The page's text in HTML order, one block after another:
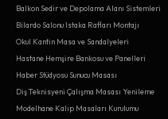
Balkon Sedir ve Depolama Alanı Sistemleri
Bilardo Salonu Istaka Rafları Montajı
Okul Kantin Masa ve Sandalyeleri
Hastane Hemşire Bankosu ve Panelleri
Haber Stüdyosu Sunucu Masası
Diş Teknisyeni Çalışma Masası Yenileme
Modelhane Kalıp Masaları Kurulumu